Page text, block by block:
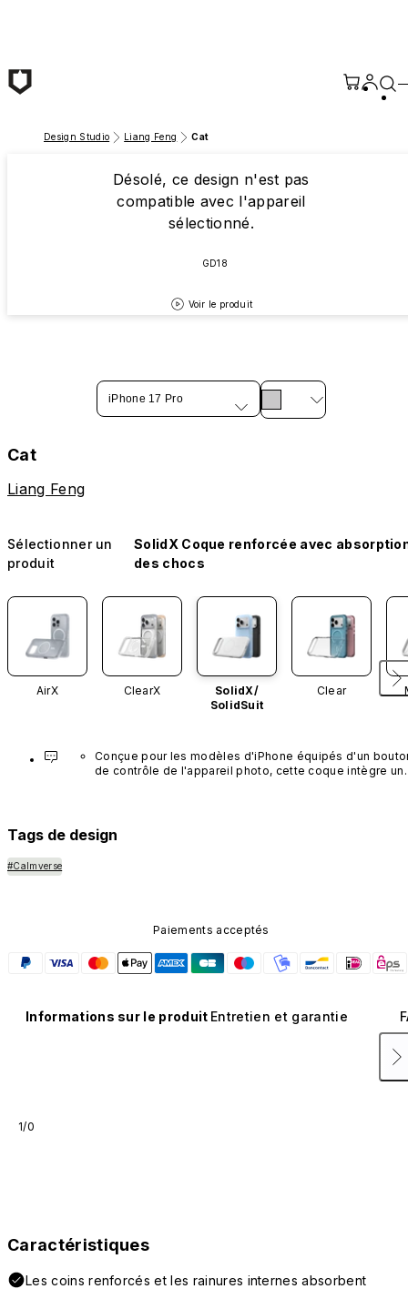
Design Studio Liang Feng Cat
Désolé, ce design n'est pas
compatible avec l'appareil
sélectionné.
GD18
Voir le produit
iPhone 17 Pro
Cat
Liang Feng
Sélectionner un
produit
SolidX Coque renforcée avec
des chocs
AirX ClearX
SolidX/
SolidSuit
Clear
Conçue pour les modèles d'iPhone équipés d'un
de contrôle de l'appareil photo, cette coque intègre un
Tags de design
#Calmverse
Paiements acceptés
Informations sur le produit Entretien et garantie
1/0
Caractéristiques
Les coins renforcés et les rainures internes absorbent